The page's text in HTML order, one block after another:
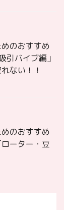
のおすすめ
引バイブ編」
ない！！
のおすすめ
ーター・豆